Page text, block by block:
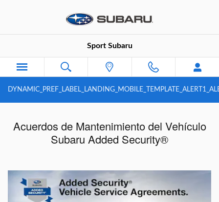
Sport Subaru
Acuerdos de Mantenimiento del Vehículo
Subaru Added Security®